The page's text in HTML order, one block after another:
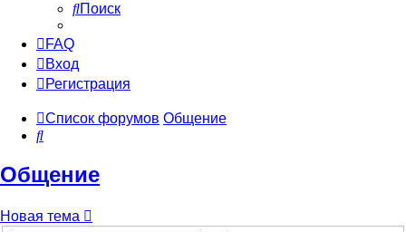
Поиск
FAQ
Вход
Регистрация
Список форумов Общение
Поиск
Общение
Новая тема